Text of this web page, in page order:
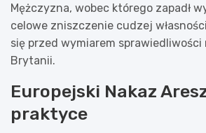
Mężczyzna, wobec którego zapadł
celowe zniszczenie cudzej
się przed wymiarem sprawiedliwości
Brytanii.
Europejski Nakaz
praktyce